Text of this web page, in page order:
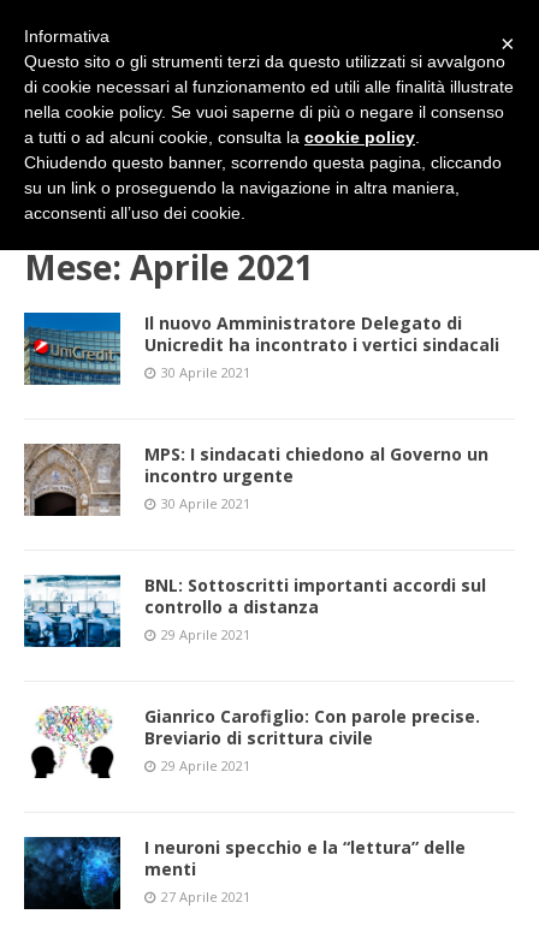
2021 Aprile
Mese: Aprile 2021
Il nuovo Amministratore Delegato di
Unicredit ha incontrato i vertici sindacali
30 Aprile 2021
MPS: I sindacati chiedono al Governo un
incontro urgente
30 Aprile 2021
BNL: Sottoscritti importanti accordi sul
controllo a distanza
29 Aprile 2021
Gianrico Carofiglio: Con parole precise.
Breviario di scrittura civile
29 Aprile 2021
I neuroni specchio e la “lettura” delle
menti
27 Aprile 2021
×
Informativa
Questo sito o gli strumenti terzi da questo utilizzati si avvalgono
di cookie necessari al funzionamento ed utili alle finalità illustrate
nella cookie policy. Se vuoi saperne di più o negare il consenso
a tutti o ad alcuni cookie, consulta la cookie policy
Chiudendo questo banner, scorrendo questa pagina, cliccando
su un link o proseguendo la navigazione in altra maniera,
acconsenti all’uso dei cookie.